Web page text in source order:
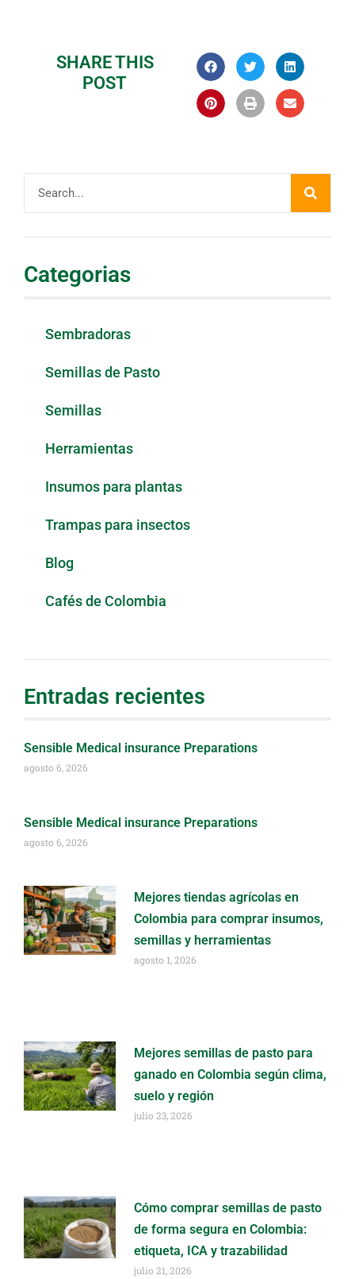
SHARE THIS
POST
Categorias
Sembradoras
Semillas de Pasto
Semillas
Herramientas
Insumos para plantas
Trampas para insectos
Blog
Cafés de Colombia
Entradas recientes
Sensible Medical insurance Preparations
agosto 6, 2026
Sensible Medical insurance Preparations
agosto 6, 2026
Mejores tiendas agrícolas en
Colombia para comprar insumos,
semillas y herramientas
agosto 1, 2026
Mejores semillas de pasto para
ganado en Colombia según clima,
suelo y región
julio 23, 2026
Cómo comprar semillas de pasto
de forma segura en Colombia:
etiqueta, ICA y trazabilidad
julio 21, 2026